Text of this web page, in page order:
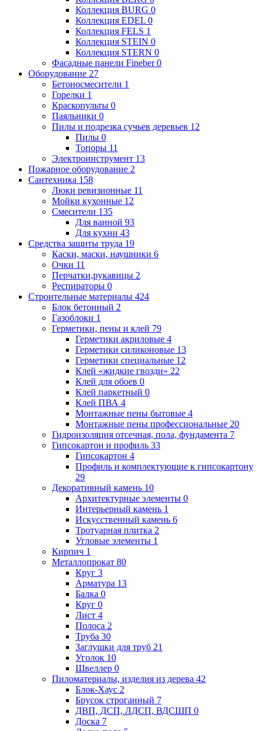
Коллекция BURG 0
Коллекция EDEL 0
Коллекция FELS 1
Коллекция STEIN 0
Коллекция STERN 0
Фасадные панели Fineber0
Оборудование 27
Бетоносмесители 1
Горелки 1
Краскопульты 0
Паяльники 0
Пилы и подрезка сучьев деревьев 12
Пилы 0
Топоры 11
Электроинструмент 13
Пожарное оборудование 2
Сантехника 158
Люки ревизионные 11
Мойки кухонные 12
Смесители 135
Для ванной 93
Для кухни 43
Средства защиты труда 19
Каски, маски, наушники 6
Очки 11
Перчатки,рукавицы 2
Респираторы 0
Строительные материалы 424
Блок бетонный 2
Газоблоки 1
Герметики, пены и клей 79
Герметики акриловые 4
Герметики силиконовые 13
Герметики специальные 12
Клей «жидкие гвозди» 22
Клей для обоев 0
Клей паркетный 0
Клей ПВА 4
Монтажные пены бытовые 4
Монтажные пены профессиональные 20
Гидроизоляция отсечная, пола, фундамента 7
Гипсокартон и профиль 33
Гипсокартон 4
Профиль и комплектующие к гипсокартону
29
Декоративный камень 10
Архитектурные элементы 0
Интерьерный камень 1
Искусственный камень 6
Тротуарная плитка 2
Угловые элементы 1
Кирпич 1
Металлопрокат 80
Круг 3
Арматура 13
Балка 0
Круг 0
Лист 4
Полоса 2
Труба 30
Заглушки для труб 21
Уголок 10
Швеллер 0
Пиломатериалы, изделия из дерева 42
Блок-Хаус 2
Брусок строганный 7
ДВП, ДСП, ЛДСП, ВДСШП 0
Доска 7